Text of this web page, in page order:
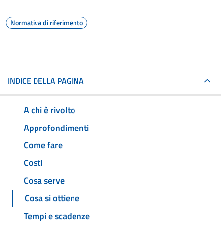
Normativa di riferimento
INDICE DELLA PAGINA
A chi è rivolto
Approfondimenti
Come fare
Costi
Cosa serve
Cosa si ottiene
Tempi e scadenze